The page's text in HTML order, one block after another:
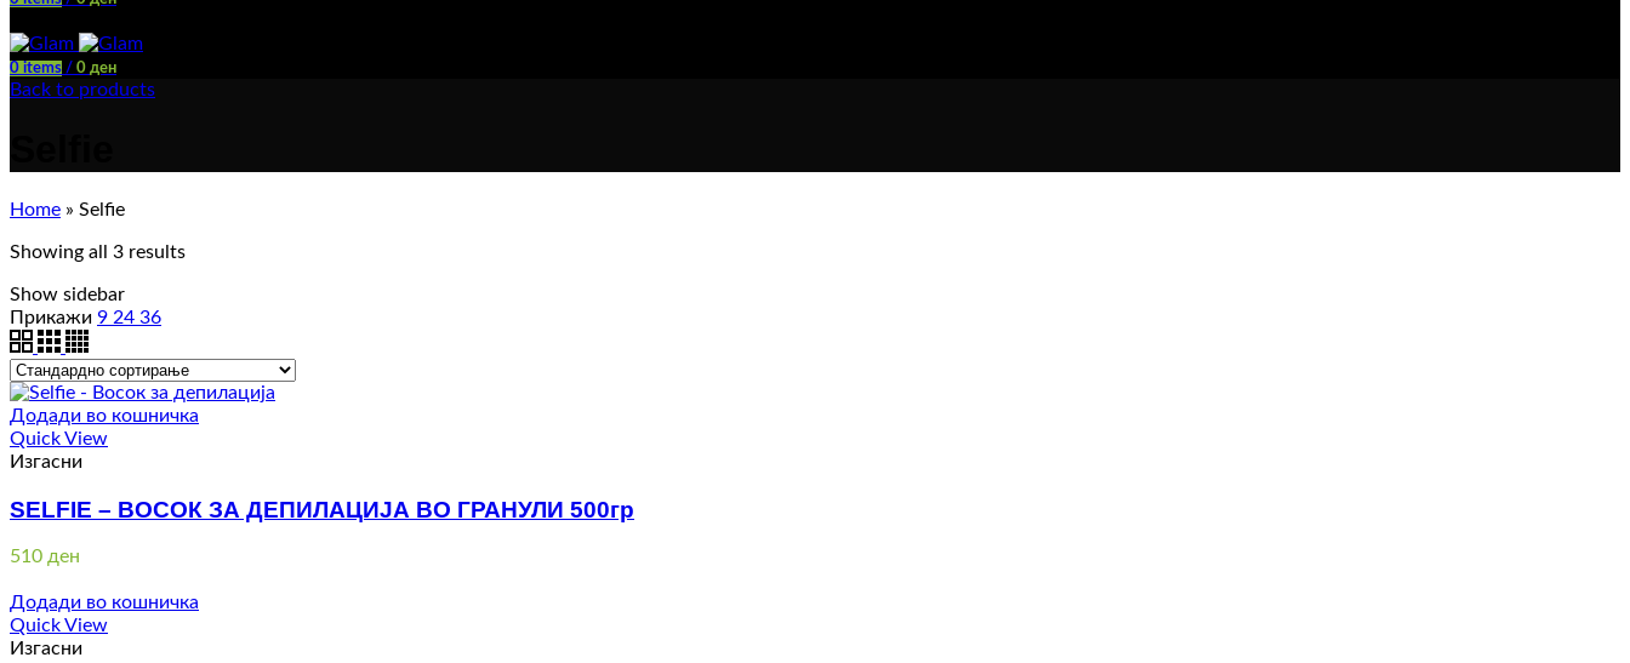
0 items / 0 ден
Back to products
Home » Selfie
Showing all 3 results
Show sidebar
Прикажи 9 24 36
Додади во кошничка
Quick View
Изгасни
SELFIE – ВОСОК ЗА ДЕПИЛАЦИЈА ВО ГРАНУЛИ 500гр
510 ден
Додади во кошничка
Quick View
Изгасни